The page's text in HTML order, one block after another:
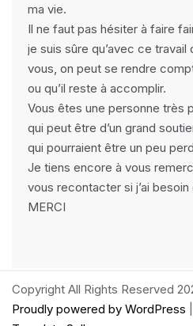
ma vie.
Il ne faut pas hésiter à faire
je suis sûre qu’avec ce
vous, on peut se rendre
ou qu’il reste à accomplir.
Vous êtes une personne très
qui peut être d’un grand
qui pourraient être un peu
Je tiens encore à vous
vous recontacter si j’ai besoin
MERCI
Copyright All Rights Reserved
Proudly powered by WordPress